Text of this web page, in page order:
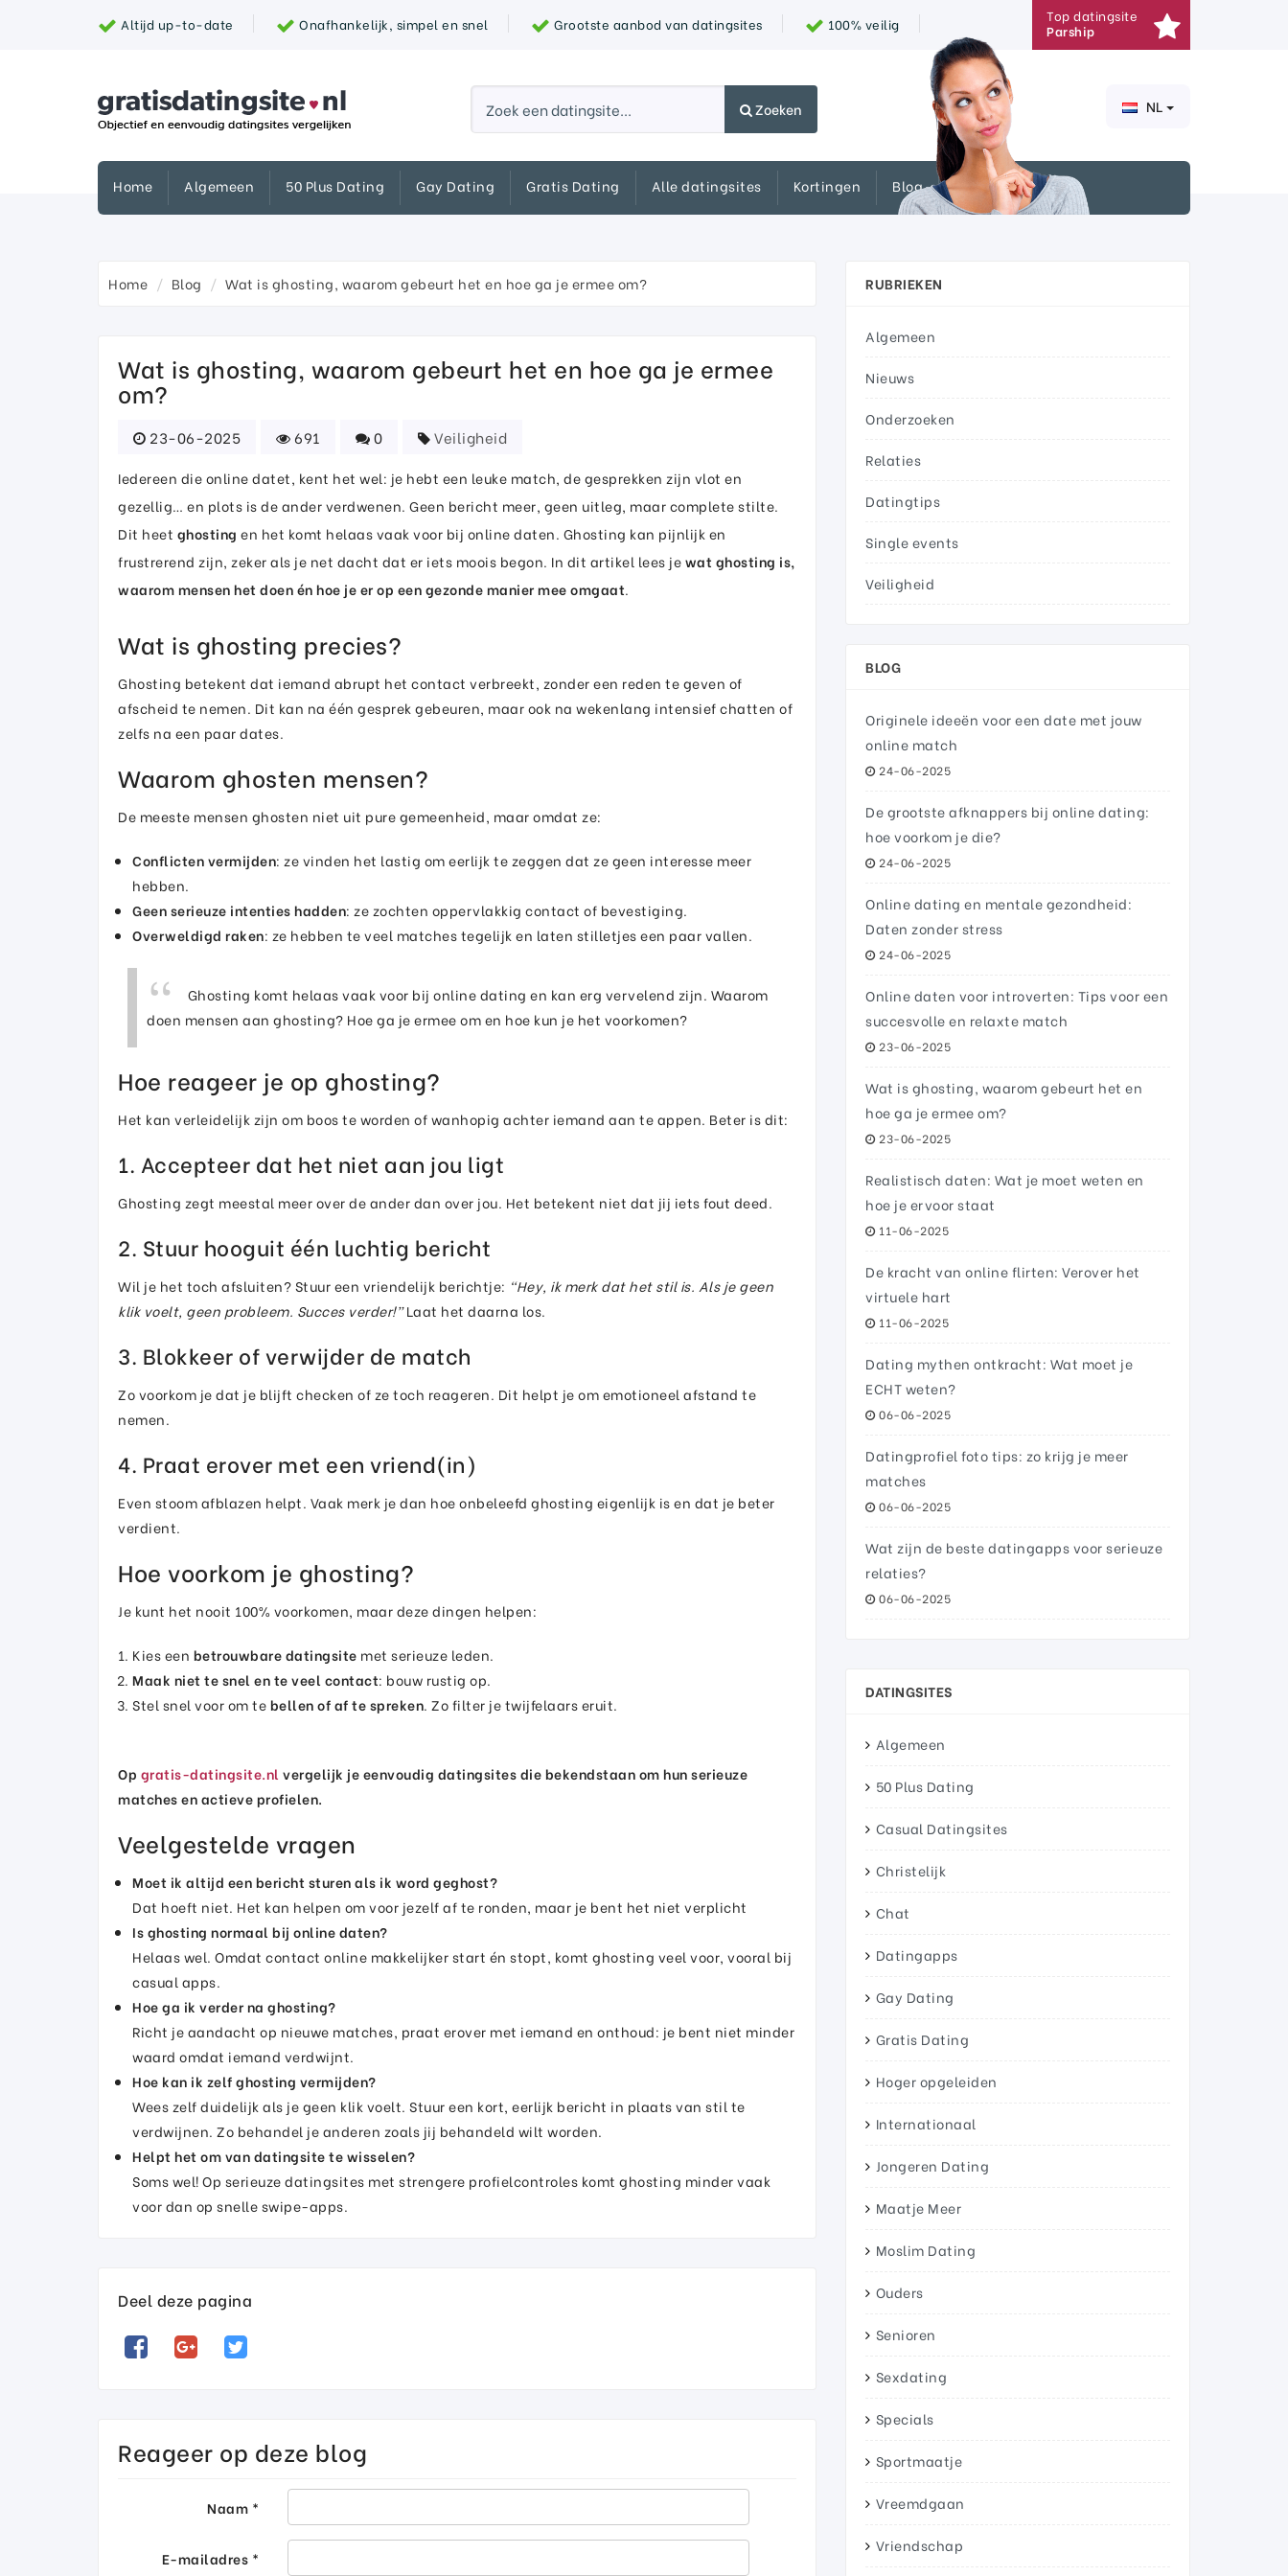
Altijd up-to-date Onafhankelijk, simpel en snel Grootste aanbod van datingsites 100% veilig
Top datingsite
Parship
Zoeken NL
Home Algemeen 50 Plus Dating Gay Dating Gratis Dating Alle datingsites Kortingen Blog
Home Blog Wat is ghosting, waarom gebeurt het en hoe ga je ermee om?
Wat is ghosting, waarom gebeurt het en hoe ga je ermee
om?
23-06-2025 691 0 Veiligheid
Iedereen die online datet, kent het wel: je hebt een leuke match, de gesprekken zijn vlot en
gezellig… en plots is de ander verdwenen. Geen bericht meer, geen uitleg, maar complete stilte.
Dit heet ghosting en het komt helaas vaak voor bij online daten. Ghosting kan pijnlijk en
frustrerend zijn, zeker als je net dacht dat er iets moois begon. In dit artikel lees jewat ghosting is,
waarom mensen het doen én hoe je er op een gezonde manier mee omgaat.
Wat is ghosting precies?
Ghosting betekent dat iemand abrupt het contact verbreekt, zonder een reden te geven of
afscheid te nemen. Dit kan na één gesprek gebeuren, maar ook na wekenlang intensief chatten of
zelfs na een paar dates.
Waarom ghosten mensen?
De meeste mensen ghosten niet uit pure gemeenheid, maar omdat ze:
Conflicten vermijden: ze vinden het lastig om eerlijk te zeggen dat ze geen interesse meer
hebben.
Geen serieuze intenties hadden: ze zochten oppervlakkig contact of bevestiging.
Overweldigd raken: ze hebben te veel matches tegelijk en laten stilletjes een paar vallen.
Ghosting komt helaas vaak voor bij online dating en kan erg vervelend zijn. Waarom
doen mensen aan ghosting? Hoe ga je ermee om en hoe kun je het voorkomen?
Hoe reageer je op ghosting?
Het kan verleidelijk zijn om boos te worden of wanhopig achter iemand aan te appen. Beter is dit:
1. Accepteer dat het niet aan jou ligt
Ghosting zegt meestal meer over de ander dan over jou. Het betekent niet dat jij iets fout deed.
2. Stuur hooguit één luchtig bericht
Wil je het toch afsluiten? Stuur een vriendelijk berichtje: “Hey, ik merk dat het stil is. Als je geen
klik voelt, geen probleem. Succes verder!”Laat het daarna los.
3. Blokkeer of verwijder de match
Zo voorkom je dat je blijft checken of ze toch reageren. Dit helpt je om emotioneel afstand te
nemen.
4. Praat erover met een vriend(in)
Even stoom afblazen helpt. Vaak merk je dan hoe onbeleefd ghosting eigenlijk is en dat je beter
verdient.
Hoe voorkom je ghosting?
Je kunt het nooit 100% voorkomen, maar deze dingen helpen:
Kies een betrouwbare datingsite met serieuze leden.
Maak niet te snel en te veel contact: bouw rustig op.
Stel snel voor om tebellen of af te spreken. Zo filter je twijfelaars eruit.
Op gratis-datingsite.nl vergelijk je eenvoudig datingsites die bekendstaan om hun serieuze
matches en actieve profielen.
Veelgestelde vragen
Moet ik altijd een bericht sturen als ik word geghost?
Dat hoeft niet. Het kan helpen om voor jezelf af te ronden, maar je bent het niet verplicht
Is ghosting normaal bij online daten?
Helaas wel. Omdat contact online makkelijker start én stopt, komt ghosting veel voor, vooral bij
casual apps.
Hoe ga ik verder na ghosting?
Richt je aandacht op nieuwe matches, praat erover met iemand en onthoud: je bent niet minder
waard omdat iemand verdwijnt.
Hoe kan ik zelf ghosting vermijden?
Wees zelf duidelijk als je geen klik voelt. Stuur een kort, eerlijk bericht in plaats van stil te
verdwijnen. Zo behandel je anderen zoals jij behandeld wilt worden.
Helpt het om van datingsite te wisselen?
Soms wel! Op serieuze datingsites met strengere profielcontroles komt ghosting minder vaak
voor dan op snelle swipe-apps.
Deel deze pagina
Reageer op deze blog
Naam *
E-mailadres *
RUBRIEKEN
Algemeen
Nieuws
Onderzoeken
Relaties
Datingtips
Single events
Veiligheid
BLOG
Originele ideeën voor een date met jouw
online match
24-06-2025
De grootste afknappers bij online dating:
hoe voorkom je die?
24-06-2025
Online dating en mentale gezondheid:
Daten zonder stress
24-06-2025
Online daten voor introverten: Tips voor een
succesvolle en relaxte match
23-06-2025
Wat is ghosting, waarom gebeurt het en
hoe ga je ermee om?
23-06-2025
Realistisch daten: Wat je moet weten en
hoe je ervoor staat
11-06-2025
De kracht van online flirten: Verover het
virtuele hart
11-06-2025
Dating mythen ontkracht: Wat moet je
ECHT weten?
06-06-2025
Datingprofiel foto tips: zo krijg je meer
matches
06-06-2025
Wat zijn de beste datingapps voor serieuze
relaties?
06-06-2025
DATINGSITES
Algemeen
50 Plus Dating
Casual Datingsites
Christelijk
Chat
Datingapps
Gay Dating
Gratis Dating
Hoger opgeleiden
Internationaal
Jongeren Dating
Maatje Meer
Moslim Dating
Ouders
Senioren
Sexdating
Specials
Sportmaatje
Vreemdgaan
Vriendschap